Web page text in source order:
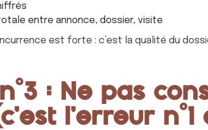
entre annonce, dossier, visite
est forte : c’est la qualité du
: Ne pas
l’erreur n°1